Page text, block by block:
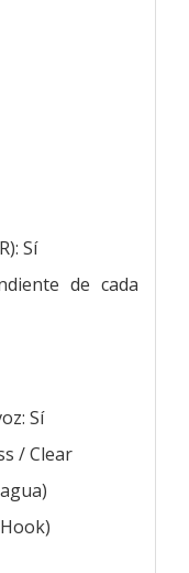
Sí
de cada
Sí
/ Clear